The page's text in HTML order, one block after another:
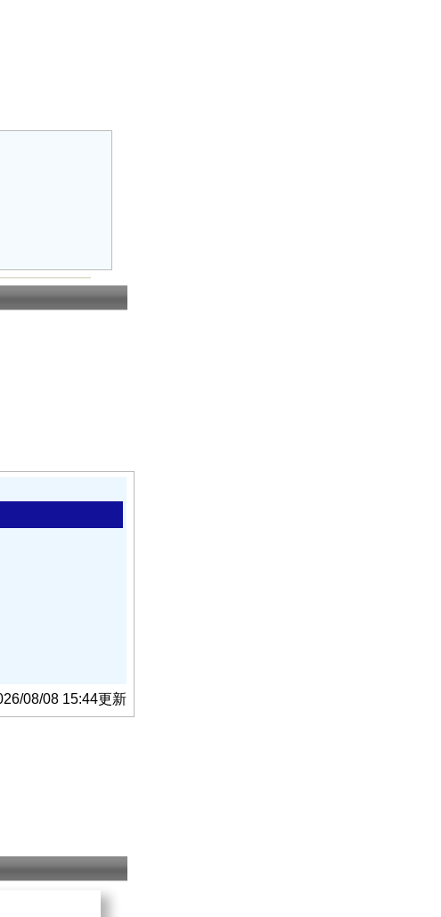
08/08 15:44更新